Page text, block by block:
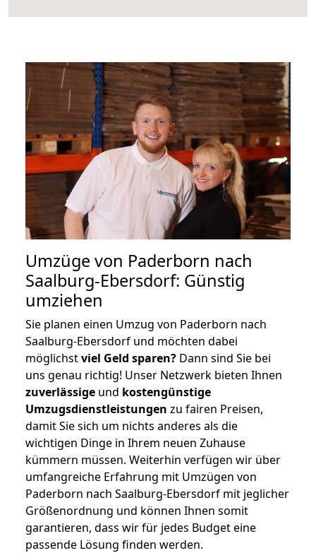
Umzüge von Paderborn nach
Saalburg-Ebersdorf: Günstig
umziehen
Sie planen einen Umzug von Paderborn nach
Saalburg-Ebersdorf und möchten dabei
möglichstviel Geld sparen? Dann sind Sie bei
uns genau richtig! Unser Netzwerk bieten Ihnen
zuverlässige und kostengünstige
Umzugsdienstleistungen zu fairen Preisen,
damit Sie sich um nichts anderes als die
wichtigen Dinge in Ihrem neuen Zuhause
kümmern müssen. Weiterhin verfügen wir über
umfangreiche Erfahrung mit Umzügen von
Paderborn nach Saalburg-Ebersdorf mit jeglicher
Größenordnung und können Ihnen somit
garantieren, dass wir für jedes Budget eine
passende Lösung finden werden.